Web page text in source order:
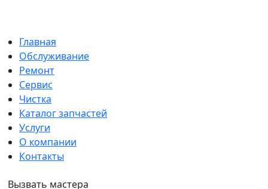
Главная
Обслуживание
Ремонт
Сервис
Чистка
Каталог запчастей
Услуги
О компании
Контакты
Вызвать мастера